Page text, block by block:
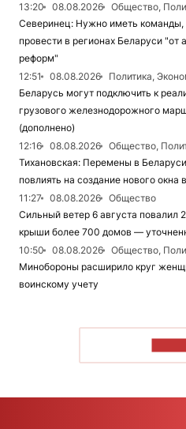
13:20
08.08.2026
Общество,
Северинец: Нужно иметь команды,
провести в регионах Беларуси "от
реформ"
12:51
08.08.2026
Политика,
Беларусь могут подключить к
грузового железнодорожного
(дополнено)
12:16
08.08.2026
Общество,
Тихановская: Перемены в
повлиять на создание нового окна
11:27
08.08.2026
Общество
Сильный ветер 6 августа повалил
крыши более 700 домов —
10:50
08.08.2026
Общество,
Минобороны расширило круг
воинскому учету